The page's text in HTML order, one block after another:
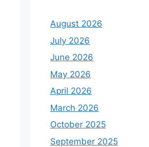
August 2026
July 2026
June 2026
May 2026
April 2026
March 2026
October 2025
September 2025